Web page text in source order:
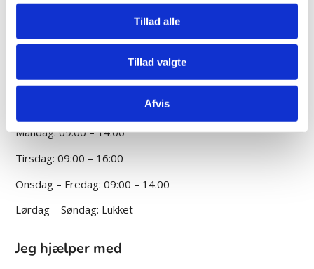
Tillad alle
Tillad valgte
Afvis
Rutevejledning
Mandag: 09:00 – 14.00
Tirsdag: 09:00 – 16:00
Onsdag – Fredag: 09:00 – 14.00
Lørdag – Søndag: Lukket
Jeg hjælper med